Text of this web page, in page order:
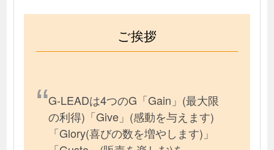
ご挨拶
G-LEADは4つのG「Gain」(最大限
の利得)「Give」(感動を与えます)
「Glory(喜びの数を増やします)」